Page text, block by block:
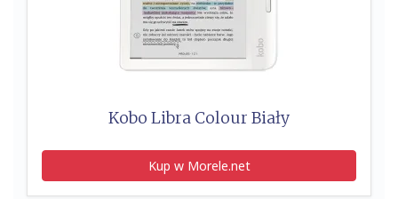
Kobo Libra Colour Biały
Kup w Morele.net